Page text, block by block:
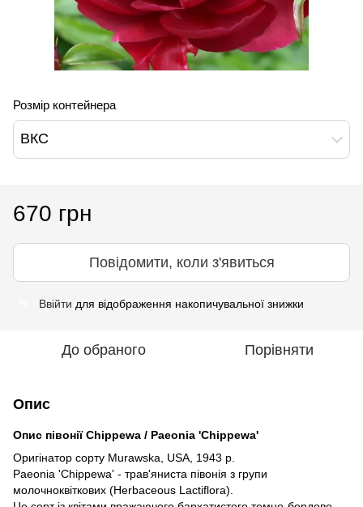
Розмір контейнера
ВКС
670 грн
Повідомити, коли з'явиться
Ввійти для відображення накопичувальної знижки
До обраного Порівняти
Опис
Опис півонії Chippewa / Paeonia 'Chippewa'
Оригінатор сорту Murawska, USA, 1943 р.
Paeonia 'Chippewa' - трав'яниста півонія з групи
молочноквіткових (Herbaceous Lactiflora).